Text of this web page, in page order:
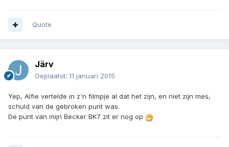
Quote
Järv
Geplaatst: 11 januari 2015
Yep, Alfie vertelde in z'n filmpje al dat het zijn, en niet zijn mes,
schuld van de gebroken punt was.
De punt van mijn Becker BK7 zit er nog op